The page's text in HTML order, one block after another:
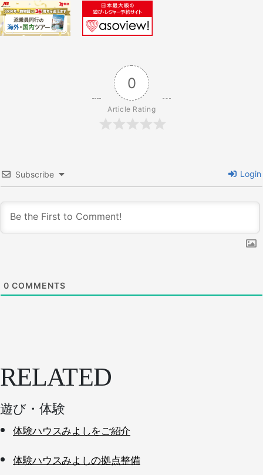
シ
0
Article Rating
Subscribe Login
0 COMMENTS
RELATED
遊び・体験
体験ハウスみよしをご紹介
体験ハウスみよしの拠点整備